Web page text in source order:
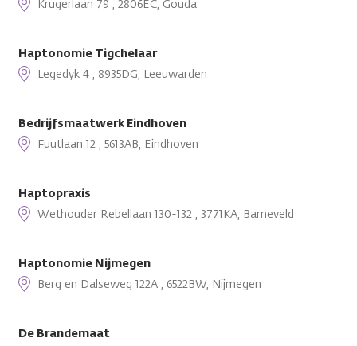
Krugerlaan 79 , 2806EC, Gouda
Haptonomie Tigchelaar
Legedyk 4 , 8935DG, Leeuwarden
Bedrijfsmaatwerk Eindhoven
Fuutlaan 12 , 5613AB, Eindhoven
Haptopraxis
Wethouder Rebellaan 130-132 , 3771KA, Barneveld
Haptonomie Nijmegen
Berg en Dalseweg 122A , 6522BW, Nijmegen
De Brandemaat